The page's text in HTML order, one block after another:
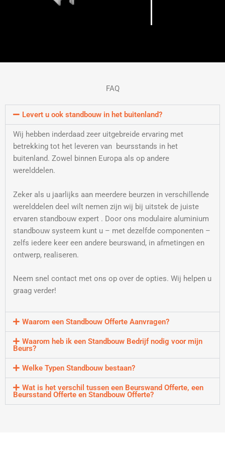
FAQ
Levert u ook standbouw in het buitenland?
Wij hebben inderdaad zeer uitgebreide ervaring met
betrekking tot het leveren van beursstands in het
buitenland. Zowel binnen Europa als op andere
werelddelen.
Zeker als u jaarlijks aan meerdere beurzen in verschillende
werelddelen deel wilt nemen zijn wij bij uitstek de juiste
ervaren standbouw expert . Door ons modulaire aluminium
standbouw systeem kunt u – met dezelfde componenten –
zelfs iedere keer een andere beurswand, in afmetingen en
ontwerp, realiseren.
Neem snel contact met ons op over de opties. Wij helpen u
graag verder!
Waarom een Standbouw Offerte Aanvragen?
Waarom heb ik een Standbouw Bedrijf nodig voor mijn
Beurs?
Welke Typen Standbouw bestaan?
Wat is het verschil tussen een Beurswand Offerte, een
Beursstand Offerte en Standbouw Offerte?